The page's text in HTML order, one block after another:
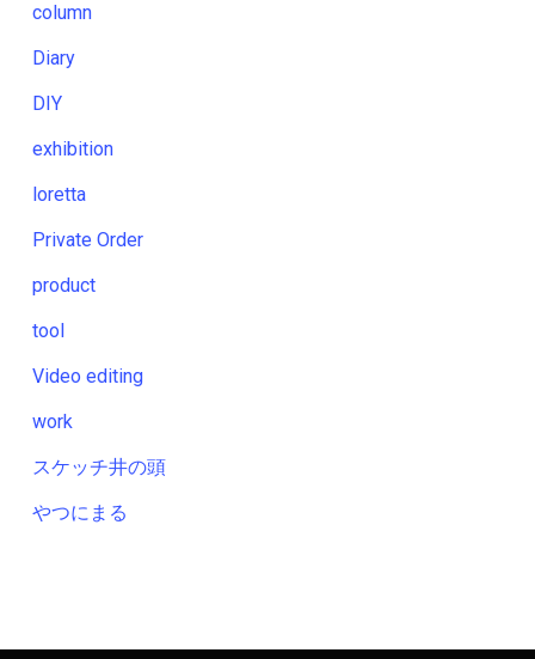
column
Diary
DIY
exhibition
loretta
Private Order
product
tool
Video editing
work
スケッチ井の頭
やつにまる